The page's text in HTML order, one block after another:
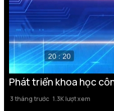
Phát triển khoa học
3 tháng trước 1.3K lượt xem